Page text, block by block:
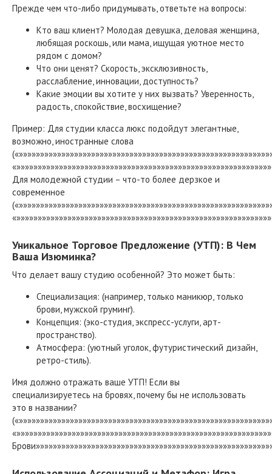
Прежде чем что-либо придумывать, ответьте на вопросы:
Кто ваш клиент? Молодая девушка, деловая женщина,
любящая роскошь, или мама, ищущая уютное место
рядом с домом?
Что они ценят? Скорость, эксклюзивность,
расслабление, инновации, доступность?
Какие эмоции вы хотите у них вызвать? Уверенность,
радость, спокойствие, восхищение?
Пример: Для студии класса люкс подойдут элегантные,
возможно, иностранные слова
Для молодежной студии – что-то более дерзкое и
современное
Уникальное Торговое Предложение (УТП): В Чем
Ваша Изюминка?
Что делает вашу студию особенной? Это может быть:
Специализация: (например, только маникюр, только
брови, мужской груминг).
Концепция: (эко-студия, экспресс-услуги, арт-
пространство).
Атмосфера: (уютный уголок, футуристический дизайн,
ретро-стиль).
Имя должно отражать ваше УТП! Если вы
специализируетесь на бровях, почему бы не использовать
это в названии?